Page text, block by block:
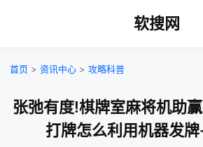
软搜网
首页 > 资讯中心 > 攻略科普
张弛有度!棋牌室麻将机助
打牌怎么利用机器发